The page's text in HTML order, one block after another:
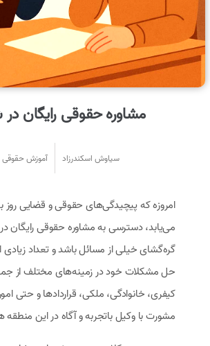
مشاوره حقوقی رایگان در
سیاوش اسکندرزاد آموزش حقوقی
امروزه که پیچیدگی‌های حقوقی و قضایی روز
می‌یابد، دسترسی به مشاوره حقوقی رایگان
گره‌گشای خیلی از مسائل باشد و تعداد زیادی
حل مشکلات خود در زمینه‌های مختلف از
کیفری، خانوادگی، ملکی، قراردادها و حتی
مشورت با وکیل باتجربه و آگاه در این